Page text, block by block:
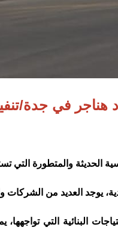
هناجر في جدة/
الحديثة والمتطورة
يوجد العديد من
البنائية التي